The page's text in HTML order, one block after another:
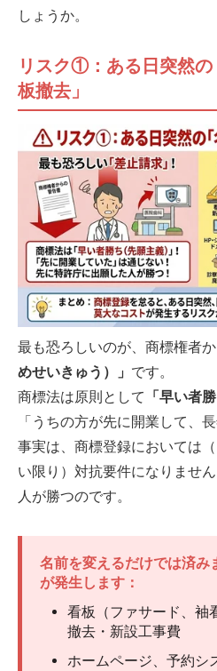
しょうか。
リスク①：ある日突然
板撤去」
最も恐ろしいのが、商標権者
めせいきゅう）」 です。
商標法は原則として 「早い者
「うちの方が先に開業して、
事実は、商標登録においては
い限り）対抗要件になりませ
人が勝つのです。
名前を変えるだけでは済み
が発生します：
看板（ファサード、袖
撤去・新設工事費
ホームページ、予約シ